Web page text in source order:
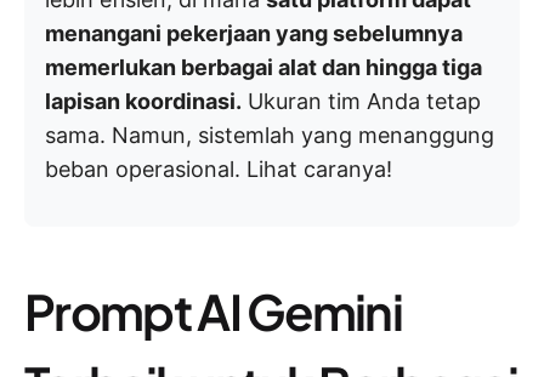
menangani pekerjaan yang sebelumnya
memerlukan berbagai alat dan hingga tiga
lapisan koordinasi. Ukuran tim Anda tetap
sama. Namun, sistemlah yang menanggung
beban operasional. Lihat caranya!
Prompt AI Gemini